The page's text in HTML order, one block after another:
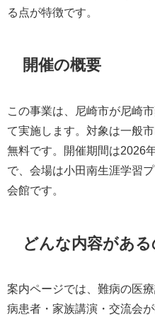
る点が特徴です。
開催の概要
この事業は、尼崎市が尼崎
て実施します。対象は一般
無料です。開催期間は2026
で、会場は小田南生涯学習
会館です。
どんな内容があ
案内ページでは、難病の医
病患者・家族講演・交流会